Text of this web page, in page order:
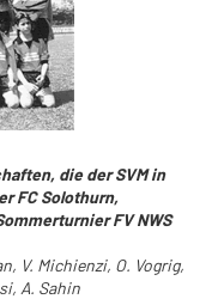
die der SVM in
FC Solothurn,
FV NWS
V. Michienzi, O. Vogrig,
A. Sahin